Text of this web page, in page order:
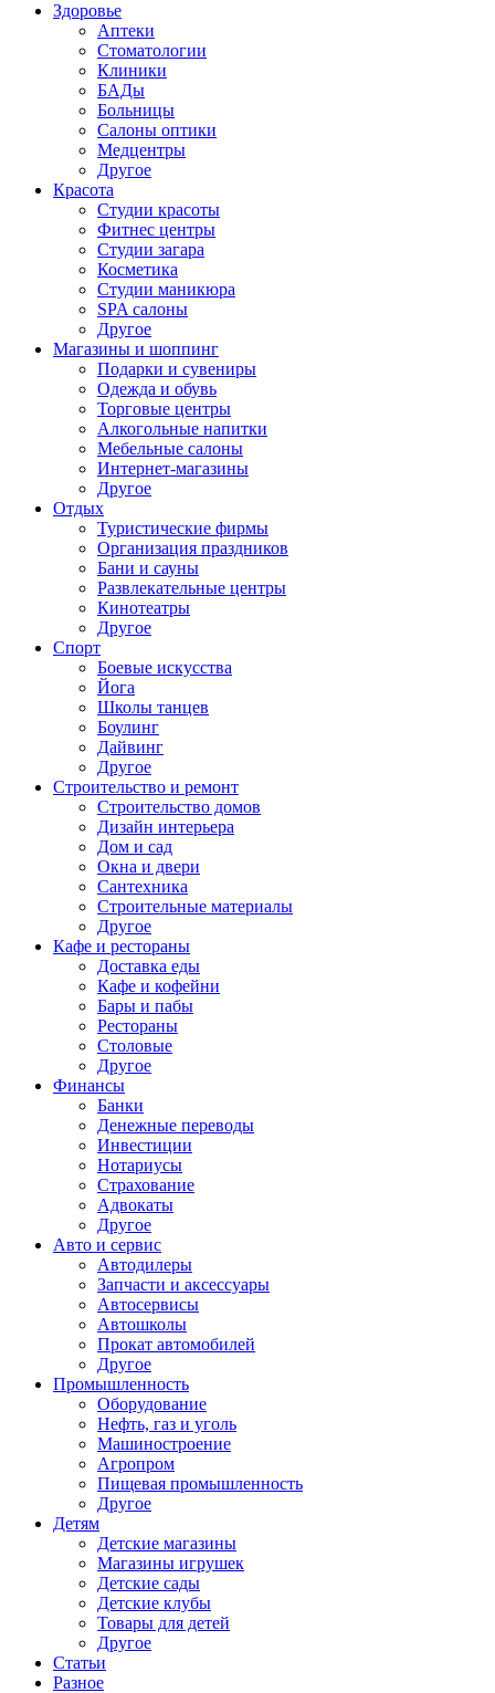
Здоровье
Аптеки
Стоматологии
Клиники
БАДы
Больницы
Салоны оптики
Медцентры
Другое
Красота
Студии красоты
Фитнес центры
Студии загара
Косметика
Студии маникюра
SPA салоны
Другое
Магазины и шоппинг
Подарки и сувениры
Одежда и обувь
Торговые центры
Алкогольные напитки
Мебельные салоны
Интернет-магазины
Другое
Отдых
Туристические фирмы
Организация праздников
Бани и сауны
Развлекательные центры
Кинотеатры
Другое
Спорт
Боевые искусства
Йога
Школы танцев
Боулинг
Дайвинг
Другое
Строительство и ремонт
Строительство домов
Дизайн интерьера
Дом и сад
Окна и двери
Сантехника
Строительные материалы
Другое
Кафе и рестораны
Доставка еды
Кафе и кофейни
Бары и пабы
Рестораны
Столовые
Другое
Финансы
Банки
Денежные переводы
Инвестиции
Нотариусы
Страхование
Адвокаты
Другое
Авто и сервис
Автодилеры
Запчасти и аксессуары
Автосервисы
Автошколы
Прокат автомобилей
Другое
Промышленность
Оборудование
Нефть, газ и уголь
Машиностроение
Агропром
Пищевая промышленность
Другое
Детям
Детские магазины
Магазины игрушек
Детские сады
Детские клубы
Товары для детей
Другое
Статьи
Разное